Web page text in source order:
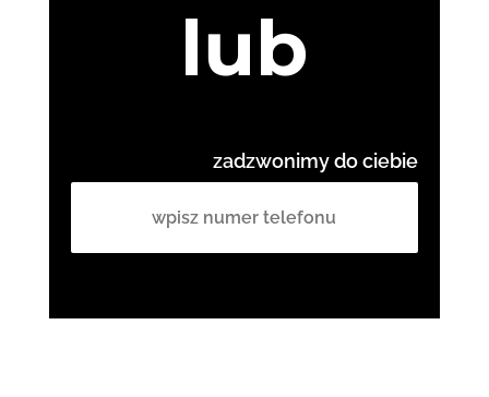
lub
zadzwonimy do ciebie